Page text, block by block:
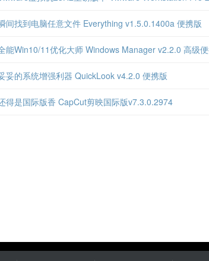
间找到电脑任意文件 Everything v1.5.0.1400a 便携版
能Win10/11优化大师 Windows Manager v2.2.0 高级
妥的系统增强利器 QuickLook v4.2.0 便携版
得是国际版香 CapCut剪映国际版v7.3.0.2974